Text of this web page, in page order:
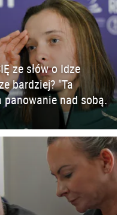
ze słów o Idze
bardziej? "Ta
panowanie nad sobą.